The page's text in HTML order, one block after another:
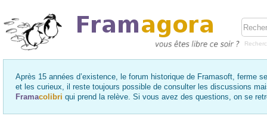
Après 15 années d’existence, le forum historique de Framasoft, ferme
et les curieux, il reste toujours possible de consulter les discussions
Framacolibri qui prend la relève. Si vous avez des questions, on se